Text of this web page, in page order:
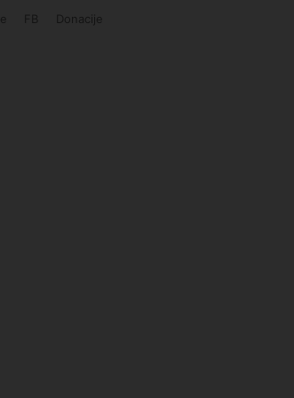
FB Donacije